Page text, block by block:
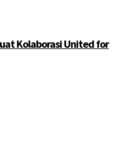
Kolaborasi United for